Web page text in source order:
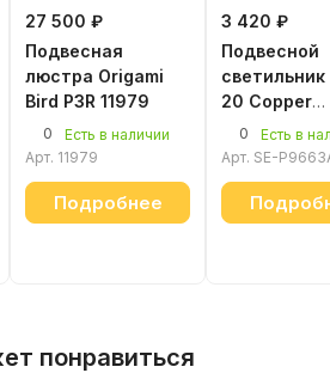
27 500 ₽
Подвесная
люстра Origami
Bird P3R 11979
0
Есть в наличии
Арт. 11979
Подробнее
3 420 ₽
Подвесной
светильник
20 Copper
(уценка)
0
Есть в
Арт. SE-
понравиться